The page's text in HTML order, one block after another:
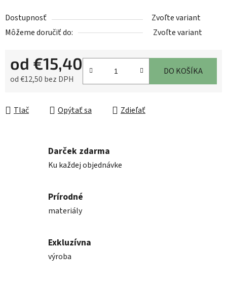
Dostupnosť
Zvoľte variant
Môžeme doručiť do:
Zvoľte variant
od €15,40
od€12,50 bez DPH
DO KOŠÍKA
Tlač Opýtať sa Zdieľať
Darček zdarma
Ku každej objednávke
Prírodné
materiály
Exkluzívna
výroba